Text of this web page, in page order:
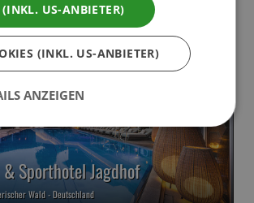
Sporthotel Jagdhof
Wald - Deutschland
US-ANBIETER)
(INKL. US-ANBIETER)
ANZEIGEN